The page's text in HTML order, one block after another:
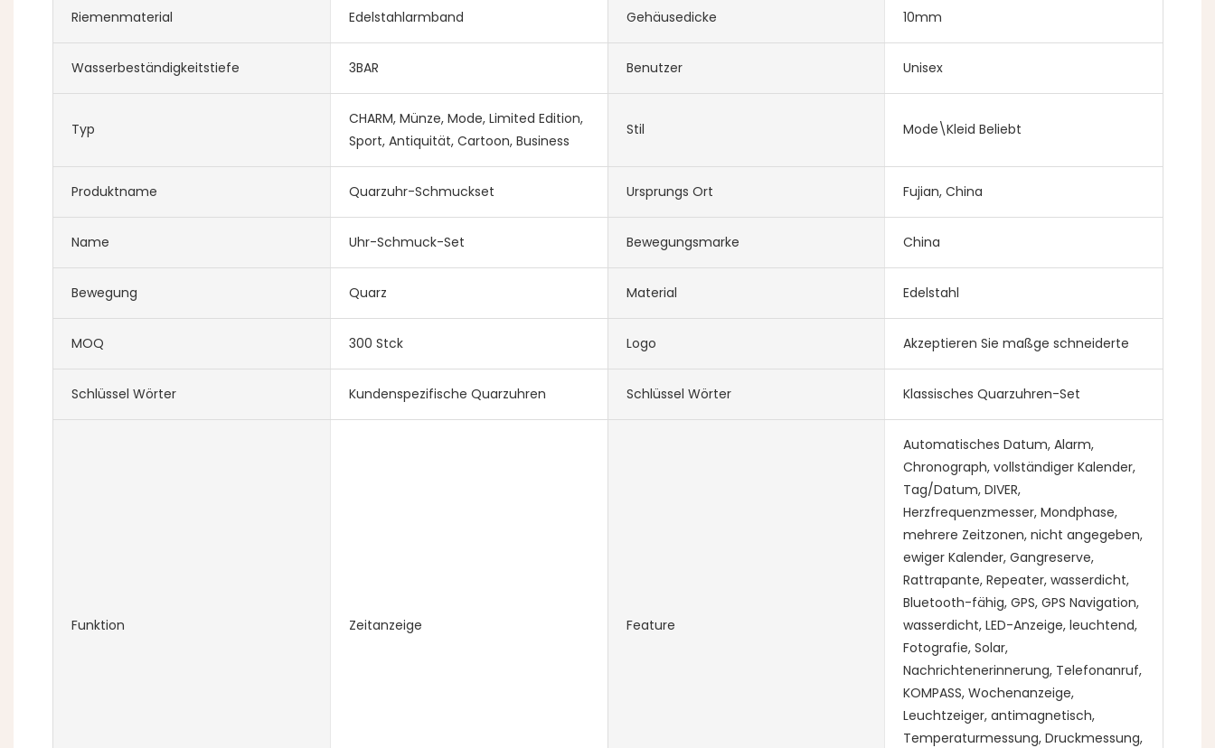
Riemenmaterial Edelstahlarmband Gehäusedicke 10mm
Wasserbeständigkeitstiefe 3BAR Benutzer Unisex
Typ
CHARM, Münze, Mode, Limited Edition,
Sport, Antiquität, Cartoon, Business
Stil Mode\Kleid Beliebt
Produktname Quarzuhr-Schmuckset Ursprungs Ort Fujian, China
Name Uhr-Schmuck-Set Bewegungsmarke China
Bewegung Quarz Material Edelstahl
MOQ 300 Stck Logo Akzeptieren Sie maßge schneiderte
Schlüssel Wörter Kundenspezifische Quarzuhren Schlüssel Wörter Klassisches Quarzuhren-Set
Funktion Zeitanzeige Feature
Automatisches Datum, Alarm,
Chronograph, vollständiger Kalender,
Tag/Datum, DIVER,
Herzfrequenzmesser, Mondphase,
mehrere Zeitzonen, nicht angegeben,
ewiger Kalender, Gangreserve,
Rattrapante, Repeater, wasserdicht,
Bluetooth-fähig, GPS, GPS Navigation,
wasserdicht, LED-Anzeige, leuchtend,
Fotografie, Solar,
Nachrichtenerinnerung, Telefonanruf,
KOMPASS, Wochenanzeige,
Leuchtzeiger, antimagnetisch,
Temperaturmessung, Druckmessung,